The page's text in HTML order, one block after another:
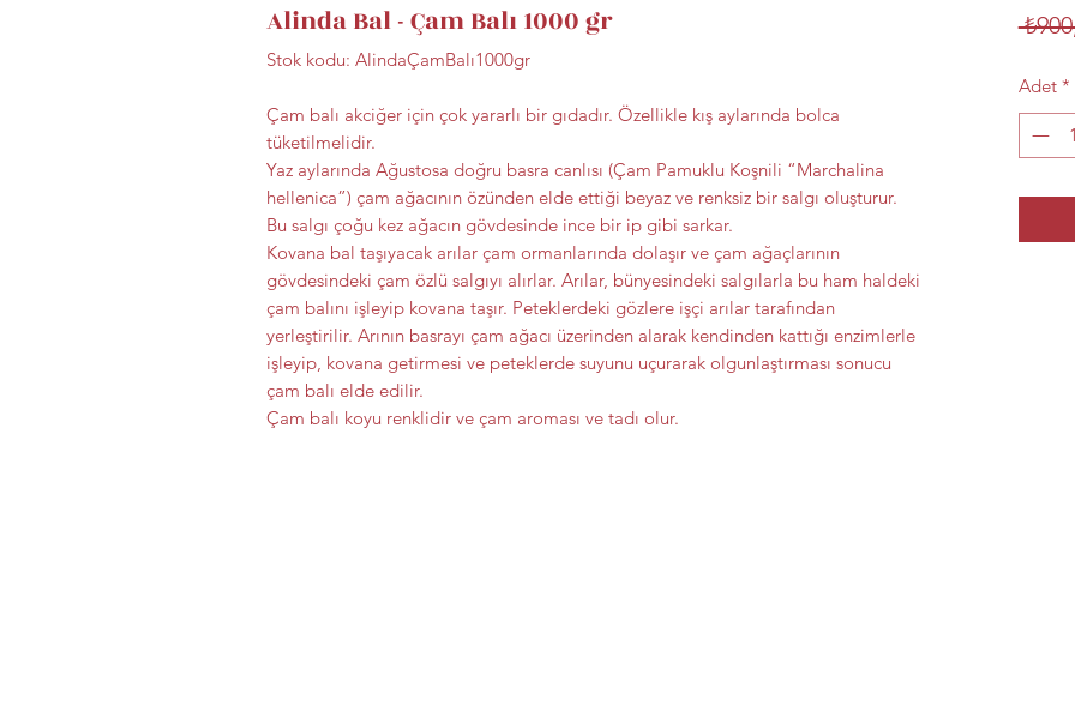
Alinda Bal - Çam Balı 1000 gr
Stok kodu: AlindaÇamBalı1000gr
Çam balı akciğer için çok yararlı bir gıdadır. Özellikle kış aylarında bolca
tüketilmelidir.
Yaz aylarında Ağustosa doğru basra canlısı (Çam Pamuklu Koşnili “Marchalina
hellenica”) çam ağacının özünden elde ettiği beyaz ve renksiz bir salgı oluşturur.
Bu salgı çoğu kez ağacın gövdesinde ince bir ip gibi sarkar.
Kovana bal taşıyacak arılar çam ormanlarında dolaşır ve çam ağaçlarının
gövdesindeki çam özlü salgıyı alırlar. Arılar, bünyesindeki salgılarla bu ham haldeki
çam balını işleyip kovana taşır. Peteklerdeki gözlere işçi arılar tarafından
yerleştirilir. Arının basrayı çam ağacı üzerinden alarak kendinden kattığı enzimlerle
işleyip, kovana getirmesi ve peteklerde suyunu uçurarak olgunlaştırması sonucu
çam balı elde edilir.
Çam balı koyu renklidir ve çam aroması ve tadı olur.
Adet *